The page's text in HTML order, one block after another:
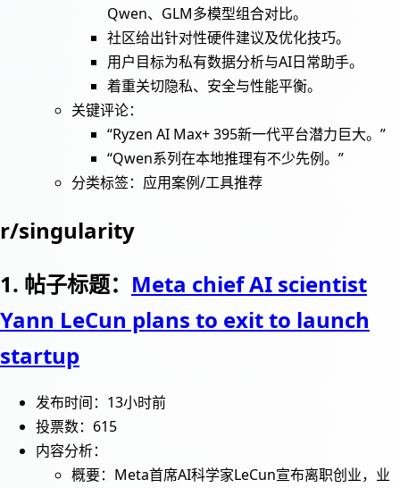
Qwen、GLM多模型组合对比。
社区给出针对性硬件建议及优化技巧。
用户目标为私有数据分析与AI日常助手。
着重关切隐私、安全与性能平衡。
关键评论：
“Ryzen AI Max+ 395新一代平台潜力巨大。”
“Qwen系列在本地推理有不少先例。”
分类标签：应用案例/工具推荐
r/singularity
1. 帖子标题： Meta chief AI scientist
Yann LeCun plans to exit to launch
startup
发布时间：13小时前
投票数：615
内容分析：
概要：Meta首席AI科学家LeCun宣布离职创业，业